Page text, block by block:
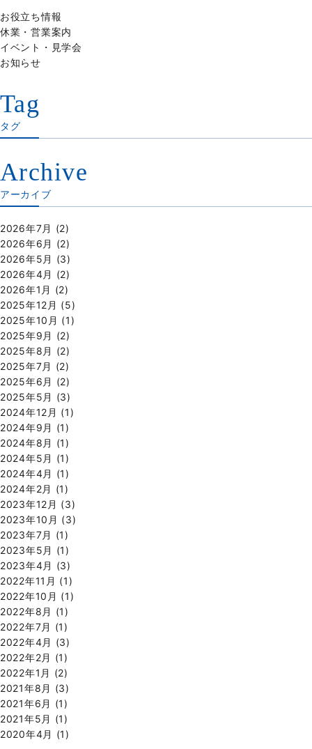
お役立ち情報
休業・営業案内
イベント・見学会
お知らせ
Tag
タグ
Archive
アーカイブ
2026年7月 (2)
2026年6月 (2)
2026年5月 (3)
2026年4月 (2)
2026年1月 (2)
2025年12月 (5)
2025年10月 (1)
2025年9月 (2)
2025年8月 (2)
2025年7月 (2)
2025年6月 (2)
2025年5月 (3)
2024年12月 (1)
2024年9月 (1)
2024年8月 (1)
2024年5月 (1)
2024年4月 (1)
2024年2月 (1)
2023年12月 (3)
2023年10月 (3)
2023年7月 (1)
2023年5月 (1)
2023年4月 (3)
2022年11月 (1)
2022年10月 (1)
2022年8月 (1)
2022年7月 (1)
2022年4月 (3)
2022年2月 (1)
2022年1月 (2)
2021年8月 (3)
2021年6月 (1)
2021年5月 (1)
2020年4月 (1)